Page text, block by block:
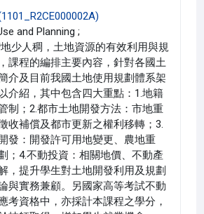
and Planning ;
少人稠，土地資源的有效利用與規
課程的編排主要內容，針對各國土
介及目前我國土地使用規劃體系架
介紹，其中包含四大重點：1.地籍
制；2.都市土地開發方法：市地重
收補償及都市更新之權利移轉；3.
發：開發許可用地變更、農地重
；4.不動投資：相關地價、不動產
，提升學生對土地開發利用及規劃
與實務兼顧。另國家高等考試不動
考資格中，亦採計本課程之學分，